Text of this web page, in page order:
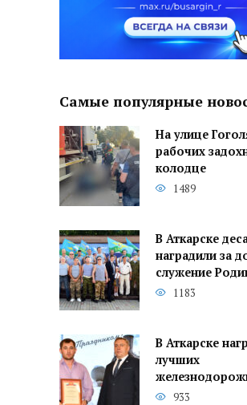
Самые популярные
На улице
рабочих
колодце
1489
В Аткарске
наградили за
служение
1183
В Аткарске
лучших
933